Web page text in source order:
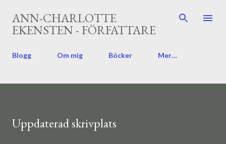
Fortsätt till huvudinnehåll
ANN-CHARLOTTE
EKENSTEN - FÖRFATTARE
Blogg Om mig Böcker Mer…
Uppdaterad skrivplats